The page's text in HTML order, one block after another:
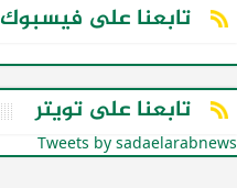
تابعنا على فيسبوك
تابعنا على تويتر
Tweets by sadaelarabnews